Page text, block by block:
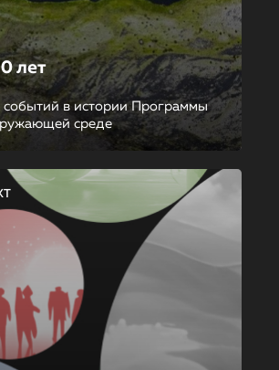
лет
событий в истории Программы
среде